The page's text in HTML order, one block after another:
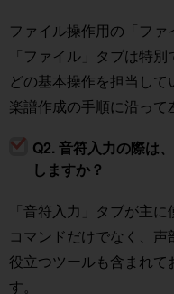
ファイル操作用の「ファ
「ファイル」タブは特
どの基本操作を担当し
楽譜作成の手順に沿って
Q2. 音符入力の際は
しますか？
「音符入力」タブが主
コマンドだけでなく、
役立つツールも含まれ
す。